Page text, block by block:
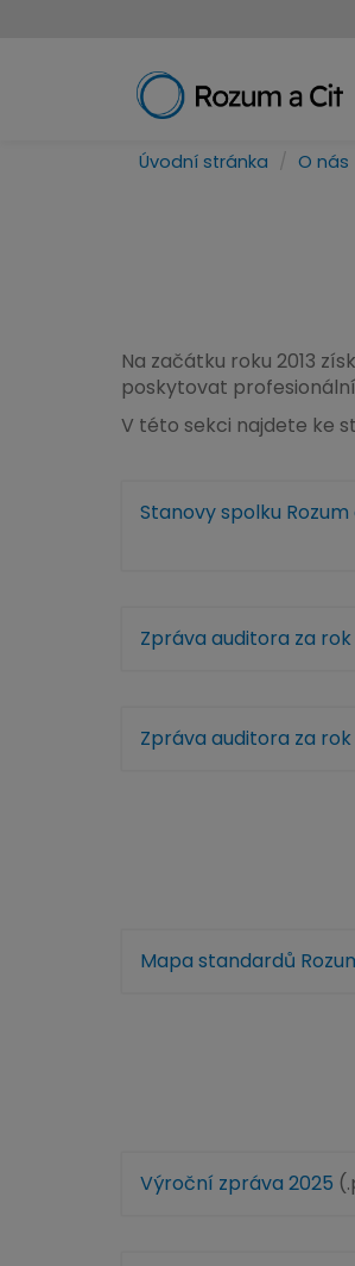
Úvodní stránka O nás
Na začátku roku 2013
poskytovat
V této sekci najdete ke
Stanovy spolku Rozum
Zpráva auditora za rok
Zpráva auditora za
Mapa standardů
Výroční zpráva 2025